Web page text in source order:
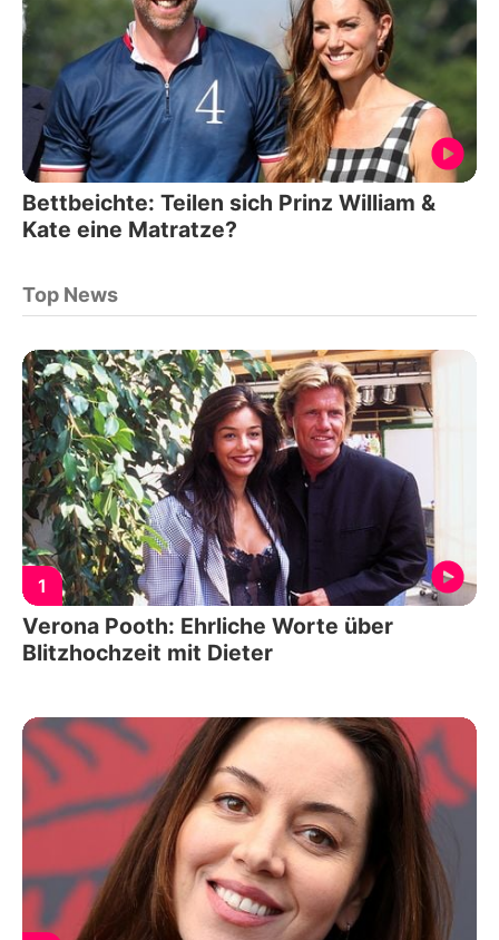
Bettbeichte: Teilen sich Prinz William &
Kate eine Matratze?
Top News
1
Verona Pooth: Ehrliche Worte über
Blitzhochzeit mit Dieter